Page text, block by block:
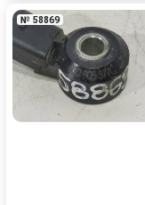
№ 58869